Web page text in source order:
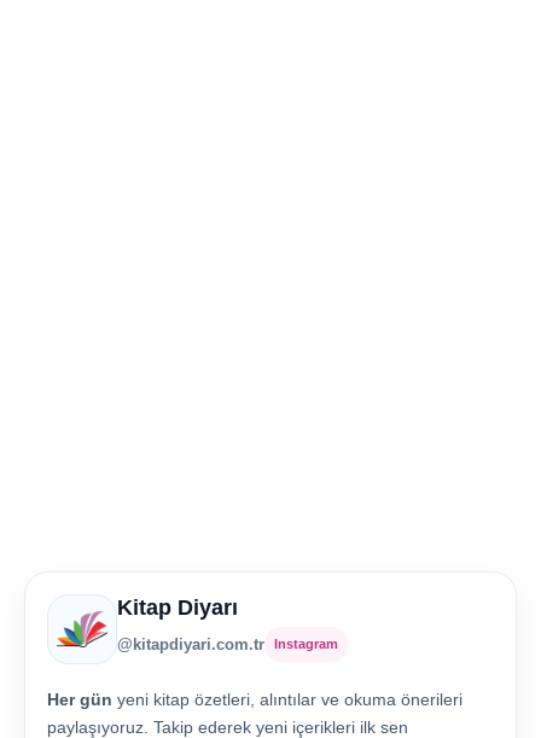
Kitap Diyarı
@kitapdiyari.com.tr Instagram
Her gün yeni kitap özetleri, alıntılar ve okuma önerileri
paylaşıyoruz. Takip ederek yeni içerikleri ilk sen